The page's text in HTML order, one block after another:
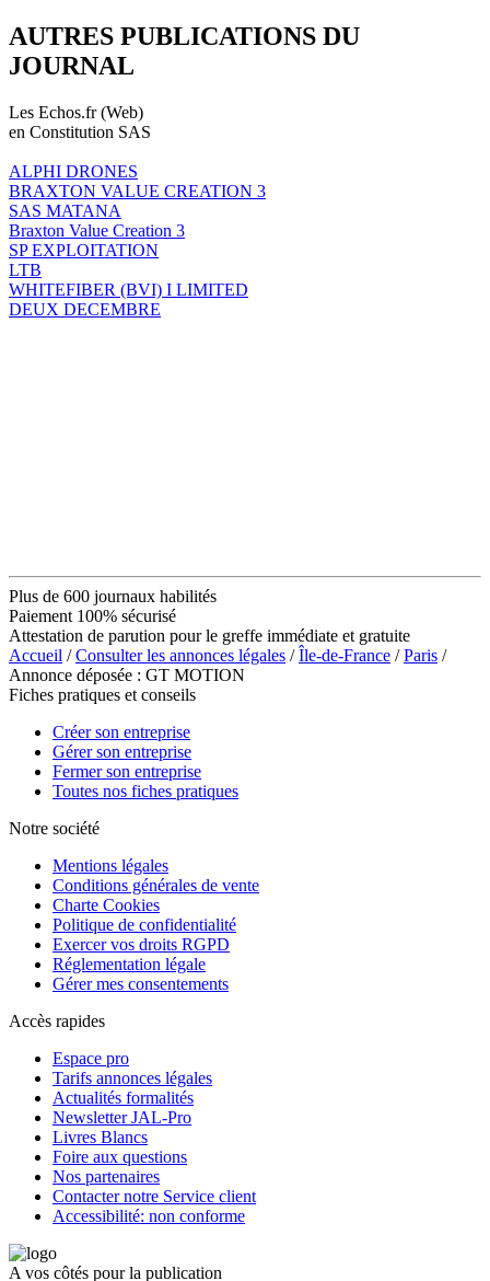
AUTRES PUBLICATIONS DU
JOURNAL
Les Echos.fr (Web)
en Constitution SAS
ALPHI DRONES
BRAXTON VALUE CREATION 3
SAS MATANA
Braxton Value Creation 3
SP EXPLOITATION
LTB
WHITEFIBER (BVI) I LIMITED
DEUX DECEMBRE
Plus de 600 journaux habilités
Paiement 100% sécurisé
Attestation de parution pour le greffe immédiate et gratuite
Accueil /Consulter les annonces légales /Île-de-France /Paris /
Annonce déposée : GT MOTION
Fiches pratiques et conseils
Créer son entreprise
Gérer son entreprise
Fermer son entreprise
Toutes nos fiches pratiques
Notre société
Mentions légales
Conditions générales de vente
Charte Cookies
Politique de confidentialité
Exercer vos droits RGPD
Réglementation légale
Gérer mes consentements
Accès rapides
Espace pro
Tarifs annonces légales
Actualités formalités
Newsletter JAL-Pro
Livres Blancs
Foire aux questions
Nos partenaires
Contacter notre Service client
Accessibilité: non conforme
A vos côtés pour la publication